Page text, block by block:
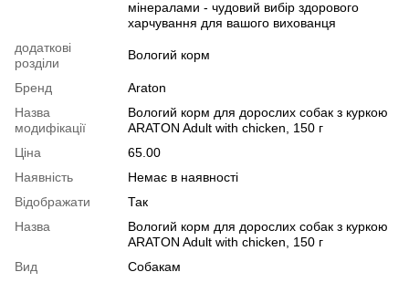
мінералами - чудовий вибір здорового
харчування для вашого вихованця
додаткові
розділи
Вологий корм
Бренд
Araton
Назва
модифікації
Вологий корм для дорослих собак з куркою
ARATON Adult with chicken, 150 г
Ціна
65.00
Наявність
Немає в наявності
Відображати
Так
Назва
Вологий корм для дорослих собак з куркою
ARATON Adult with chicken, 150 г
Вид
Собакам